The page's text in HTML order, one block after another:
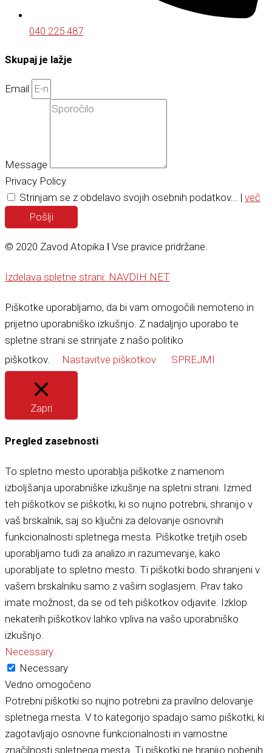
040 225 487
Skupaj je lažje
Email
Message
Privacy Policy
Strinjam se z obdelavo svojih osebnih podatkov... | več
Pošlji
© 2020 Zavod Atopika ǀ Vse pravice pridržane.
Izdelava spletne strani: NAVDIH.NET
Piškotke uporabljamo, da bi vam omogočili nemoteno in
prijetno uporabniško izkušnjo. Z nadaljnjo uporabo te
spletne strani se strinjate z našo politiko
piškotkov.
Nastavitve piškotkov SPREJMI
Zapri
Pregled zasebnosti
To spletno mesto uporablja piškotke z namenom
izboljšanja uporabniške izkušnje na spletni strani. Izmed
teh piškotkov se piškotki, ki so nujno potrebni, shranijo v
vaš brskalnik, saj so ključni za delovanje osnovnih
funkcionalnosti spletnega mesta. Piškotke tretjih oseb
uporabljamo tudi za analizo in razumevanje, kako
uporabljate to spletno mesto. Ti piškotki bodo shranjeni v
vašem brskalniku samo z vašim soglasjem. Prav tako
imate možnost, da se od teh piškotkov odjavite. Izklop
nekaterih piškotkov lahko vpliva na vašo uporabniško
izkušnjo.
Necessary
Necessary
Vedno omogočeno
Potrebni piškotki so nujno potrebni za pravilno delovanje
spletnega mesta. V to kategorijo spadajo samo piškotki, ki
zagotavljajo osnovne funkcionalnosti in varnostne
značilnosti spletnega mesta. Ti piškotki ne hranijo nobenih